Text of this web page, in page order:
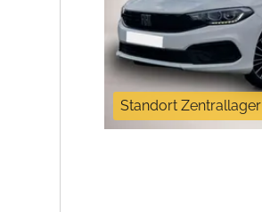
Standort Zentrallager